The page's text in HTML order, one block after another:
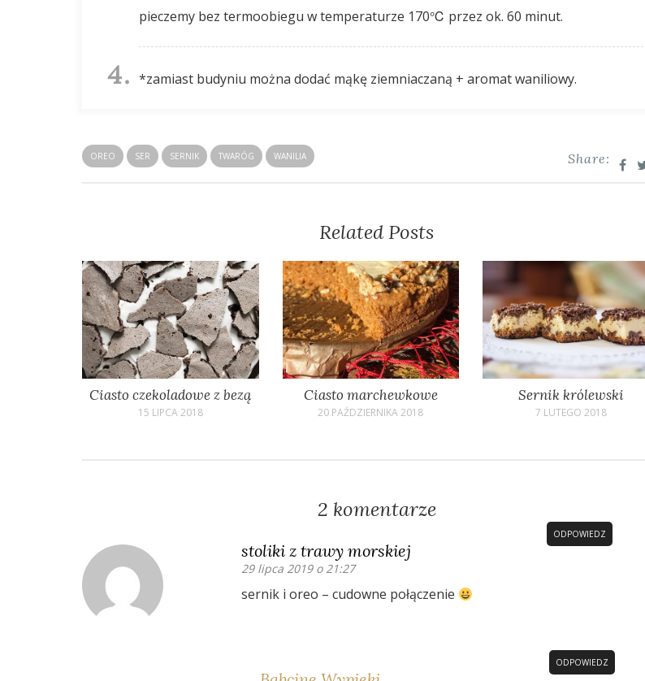
pieczemy bez termoobiegu w temperaturze 170℃ przez ok. 60 minut.
*zamiast budyniu można dodać mąkę ziemniaczaną + aromat waniliowy.
OREO SER SERNIK TWARÓG WANILIA Share:
Related Posts
Ciasto czekoladowe z bezą
15 LIPCA 2018
Ciasto marchewkowe
20 PAŹDZIERNIKA 2018
Sernik królewski
7 LUTEGO 2018
2 komentarze
stoliki z trawy morskiej
29 lipca 2019 o 21:27
ODPOWIEDZ
sernik i oreo – cudowne połączenie
ODPOWIEDZ